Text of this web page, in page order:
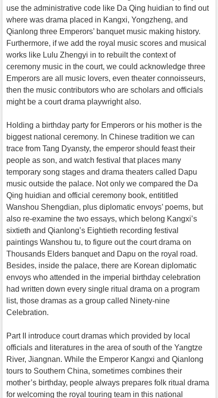
use the administrative code like Da Qing huidian to find out
where was drama placed in Kangxi, Yongzheng, and
Qianlong three Emperors’ banquet music making history.
Furthermore, if we add the royal music scores and musical
works like Lulu Zhengyi in to rebuilt the context of
ceremony music in the court, we could acknowledge three
Emperors are all music lovers, even theater connoisseurs,
then the music contributors who are scholars and officials
might be a court drama playwright also.
Holding a birthday party for Emperors or his mother is the
biggest national ceremony. In Chinese tradition we can
trace from Tang Dyansty, the emperor should feast their
people as son, and watch festival that places many
temporary song stages and drama theaters called Dapu
music outside the palace. Not only we compared the Da
Qing huidian and official ceremony book, entititled
Wanshou Shengdian, plus diplomatic envoys’ poems, but
also re-examine the two essays, which belong Kangxi’s
sixtieth and Qianlong’s Eightieth recording festival
paintings Wanshou tu, to figure out the court drama on
Thousands Elders banquet and Dapu on the royal road.
Besides, inside the palace, there are Korean diplomatic
envoys who attended in the imperial birthday celebration
had written down every single ritual drama on a program
list, those dramas as a group called Ninety-nine
Celebration.
Part II introduce court dramas which provided by local
officials and literatures in the area of south of the Yangtze
River, Jiangnan. While the Emperor Kangxi and Qianlong
tours to Southern China, sometimes combines their
mother’s birthday, people always prepares folk ritual drama
for welcoming the royal touring team in this national